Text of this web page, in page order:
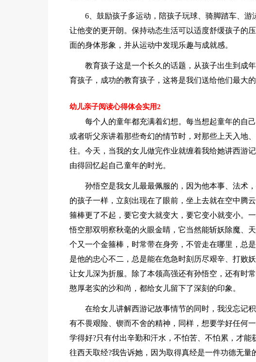
6、鼓励孩子多运动，陪孩子玩球、骑脚踏车、
让他变的更开朗。保持动态生活可以适度舒缓孩子的
面的身体形象，并从运动中发现乐趣与成就感。
教育孩子这是一个长久的话题，从孩子出生到成
育孩子，成功的教育孩子，这将是我们送给他们最大的
幼儿亲子阅读心得体会实用2
每个人的童年都充满着幻想。每当想起童年的自
或者听父亲讲着那些奇幻的情节时，对那些上天入地
往。今天，当我的女儿做完作业就缠着我给她讲西游
由得回忆起自己童年的时光。
孙悟空是我女儿最最佩服的，因为他本事、法术
的孩子一样，立刻出现在了眼前，坐上去就在空中腾
箍棒更了不起，要它变大就变大，要它变小就变小。
悟空那双明察秋毫的火眼金睛，它当然能斩妖除魔、
个又一个金箍棒，时常带在身旁，不管走在哪里，总
是他的忠心不二，总是能在危急时刻历尽艰辛、打败
让女儿深为折服。除了本领高强还有孙悟空，还有时
憨厚老实的沙和尚，都给女儿留下了深刻的印象。
在给女儿讲解西游记故事情节的同时，我没忘记
有不畏艰险、锲而不舍的精神，同样，想要学好任何
学得好?只有付出辛勤和汗水，不怕苦、不怕累，才
往西天取经?我告诉她，因为取得真经是一件功德无